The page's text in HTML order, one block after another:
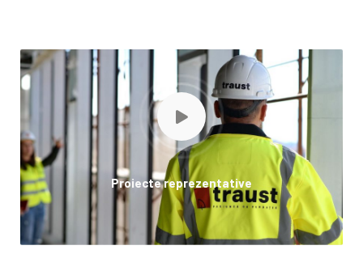
Proiecte reprezentative